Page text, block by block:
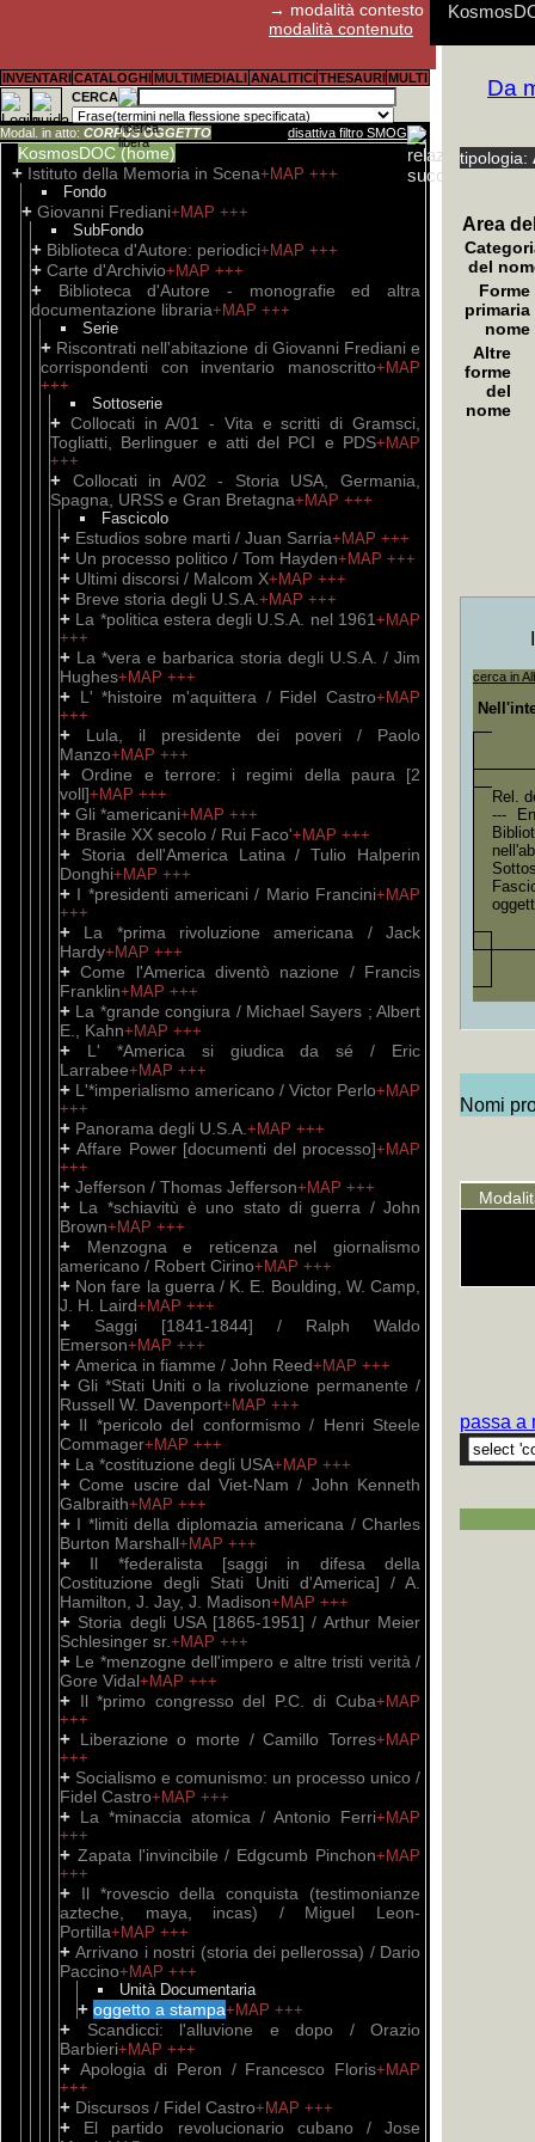
→ modalità contesto
modalità contenuto
INVENTARI CATALOGHI MULTIMEDIALI ANALITICI THESAURI MULTI
CERCA
Modal. in atto: CORPUS OGGETTO disattiva filtro SMOG
KosmosDOC (home)
+ Istituto della Memoria in Scena+MAP +++
Fondo
+ Giovanni Frediani+MAP +++
SubFondo
+ Biblioteca d'Autore: periodici+MAP +++
+ Carte d'Archivio+MAP +++
+
Biblioteca d'Autore - monografie ed altra
documentazione libraria+MAP +++
Serie
+ Riscontrati nell'abitazione di Giovanni Frediani e
corrispondenti con inventario manoscritto+MAP
+++
Sottoserie
+ Collocati in A/01 - Vita e scritti di Gramsci,
Togliatti, Berlinguer e atti del PCI e PDS+MAP
+++
+ Collocati in A/02 - Storia USA, Germania,
Spagna, URSS e Gran Bretagna+MAP +++
Fascicolo
+ Estudios sobre marti / Juan Sarria+MAP +++
+ Un processo politico / Tom Hayden+MAP +++
+ Ultimi discorsi / Malcom X+MAP +++
+ Breve storia degli U.S.A. +MAP +++
+ La *politica estera degli U.S.A. nel 1961+MAP
+++
+ La *vera e barbarica storia degli U.S.A. / Jim
Hughes+MAP +++
+ L' *histoire m'aquittera / Fidel Castro+MAP
+++
+ Lula, il presidente dei poveri / Paolo
Manzo+MAP +++
+Ordine e terrore: i regimi della paura [2
voll]+MAP +++
+ Gli *americani+MAP +++
+ Brasile XX secolo / Rui Faco'+MAP +++
+
Storia dell'America Latina / Tulio Halperin
Donghi+MAP +++
+ I *presidenti americani / Mario Francini+MAP
+++
+ La *prima rivoluzione americana / Jack
Hardy+MAP +++
+Come l'America diventò nazione / Francis
Franklin+MAP +++
+ La *grande congiura / Michael Sayers ; Albert
E., Kahn+MAP +++
+
L' *America si giudica da sé / Eric
Larrabee+MAP +++
+ L'*imperialismo americano / Victor Perlo+MAP
+++
+ Panorama degli U.S.A. +MAP +++
+Affare Power [documenti del processo]+MAP
+++
+ Jefferson / Thomas Jefferson+MAP +++
+ La *schiavitù è uno stato di guerra / John
Brown+MAP +++
+
Menzogna e reticenza nel giornalismo
americano / Robert Cirino+MAP +++
+ Non fare la guerra / K. E. Boulding, W. Camp,
J. H. Laird+MAP +++
+ Saggi [1841-1844] / Ralph Waldo
Emerson+MAP +++
+ America in fiamme / John Reed+MAP +++
+ Gli *Stati Uniti o la rivoluzione permanente /
Russell W. Davenport+MAP +++
+ Il *pericolo del conformismo / Henri Steele
Commager+MAP +++
+ La *costituzione degli USA+MAP +++
+Come uscire dal Viet-Nam / John Kenneth
Galbraith+MAP +++
+ I *limiti della diplomazia americana / Charles
Burton Marshall+MAP +++
+ Il *federalista [saggi in difesa della
Costituzione degli Stati Uniti d'America] / A.
Hamilton, J. Jay, J. Madison+MAP +++
+ Storia degli USA [1865-1951] / Arthur Meier
Schlesinger sr. +MAP +++
+ Le *menzogne dell'impero e altre tristi verità /
Gore Vidal+MAP +++
+ Il *primo congresso del P.C. di Cuba+MAP
+++
+ Liberazione o morte / Camillo Torres+MAP
+++
+ Socialismo e comunismo: un processo unico /
Fidel Castro+MAP +++
+ La *minaccia atomica / Antonio Ferri+MAP
+++
+ Zapata l'invincibile / Edgcumb Pinchon+MAP
+++
+
Il *rovescio della conquista (testimonianze
azteche, maya, incas) / Miguel Leon-
Portilla+MAP +++
+Arrivano i nostri (storia dei pellerossa) / Dario
Paccino+MAP +++
Unità Documentaria
+ oggetto a stampa+MAP +++
+
Scandicci: l'alluvione e dopo / Orazio
Barbieri+MAP +++
+ Apologia di Peron / Francesco Floris+MAP
+++
+ Discursos / Fidel Castro+MAP +++
+ El partido revolucionario cubano / Jose
scrivendo
pref. P.
(Google
https://
Da
tipologia:
Area
del
Forme
primaria
nome
Altre
forme
del
nome
cerca in
Rel.
---
Nomi
passa a